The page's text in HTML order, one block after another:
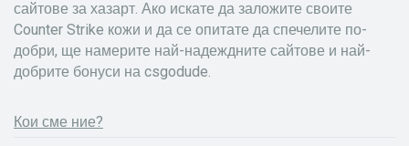
сайтове за хазарт. Ако искате да заложите своите
Counter Strike кожи и да се опитате да спечелите по-
добри, ще намерите най-надеждните сайтове и най-
добрите бонуси на csgodude.
Кои сме ние?